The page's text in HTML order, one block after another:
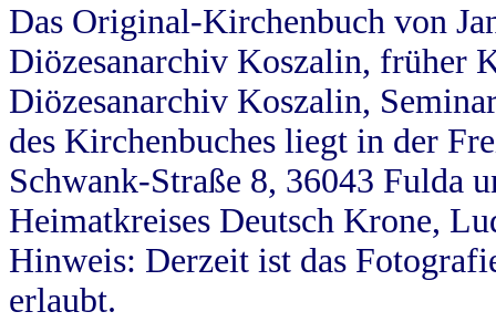
Das Original-Kirchenbuch von
Diözesanarchiv Koszalin, früher
Diözesanarchiv Koszalin,
des Kirchenbuches liegt in der
Schwank-Straße 8, 36043 Fulda
Heimatkreises Deutsch Krone,
Hinweis: Derzeit ist das
erlaubt.